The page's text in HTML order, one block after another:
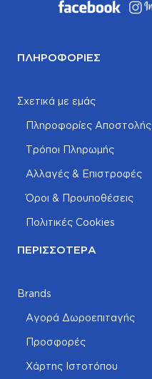
ΠΛΗΡΟΦΟΡΊΕΣ
Σχετικά με εμάς
Πληροφορίες Αποστολής
Τρόποι Πληρωμής
Αλλαγές & Επιστροφές
Όροι & Προυποθέσεις
Πολιτικές Cookies
ΠΕΡΙΣΣΌΤΕΡΑ
Brands
Αγορά Δωροεπιταγής
Προσφορές
Χάρτης Ιστοτόπου